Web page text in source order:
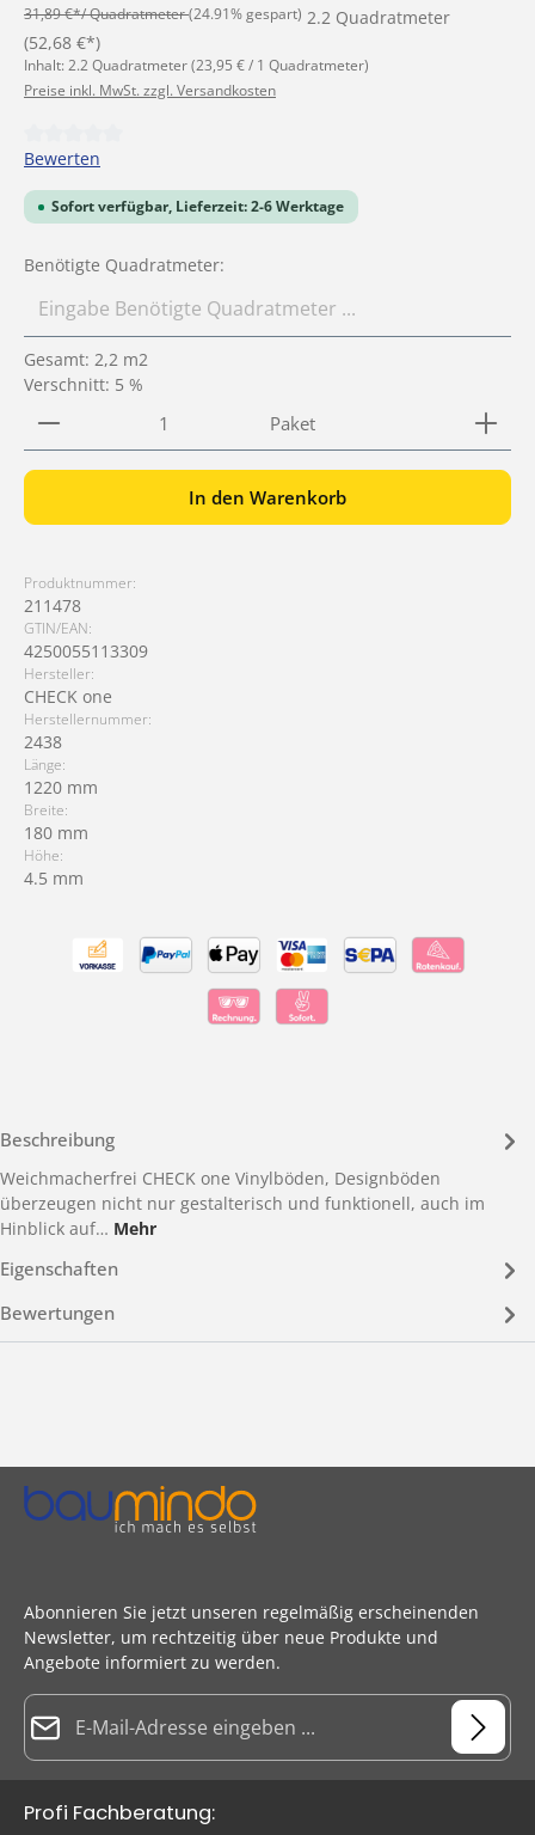
31,89 €*/ Quadratmeter(24.91% gespart) 2.2 Quadratmeter
(52,68 €*)
Inhalt: 2.2 Quadratmeter(23,95 € / 1 Quadratmeter)
Preise inkl. MwSt. zzgl. Versandkosten
Durchschnittliche Bewertung von 0 von 5 Sternen
Bewerten
Sofort verfügbar, Lieferzeit: 2-6 Werktage
Benötigte Quadratmeter:
Gesamt: 2,2 m2
Verschnitt: 5 %
Produkt Anzahl: Gib den gewünschten Wert ein
Paket
In den Warenkorb
Produktnummer:
211478
GTIN/EAN:
4250055113309
Hersteller:
CHECK one
Herstellernummer:
2438
Länge:
1220 mm
Breite:
180 mm
Höhe:
4.5 mm
Beschreibung
Weichmacherfrei CHECK one Vinylböden, Designböden
überzeugen nicht nur gestalterisch und funktionell, auch im
Hinblick auf… Mehr
Eigenschaften
Bewertungen
Abonnieren Sie jetzt unseren regelmäßig erscheinenden
Newsletter, um rechtzeitig über neue Produkte und
Angebote informiert zu werden.
E-Mail-Adresse*
Datenschutz
Ich habe dieDatenschutzbestimmungen
Die mit einem Stern (*) markierten Felder sind Pflichtfelder.
Profi Fachberatung: